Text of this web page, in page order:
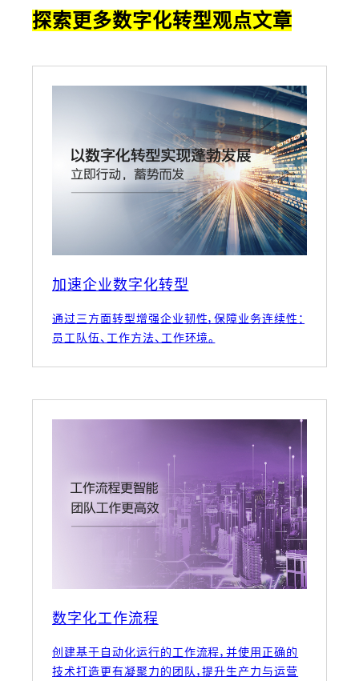
探索更多数字化转型观点文章
加速企业数字化转型
通过三方面转型增强企业韧性，保障业务连续性：
员工队伍、工作方法、工作环境。
数字化工作流程
创建基于自动化运行的工作流程，并使用正确的
技术打造更有凝聚力的团队，提升生产力与运营